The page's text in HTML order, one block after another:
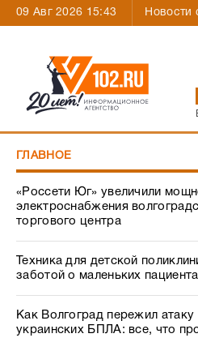
09 Авг 2026 15:43 Новости
ГЛАВНОЕ
«Россети Юг» увеличили
электроснабжения
торгового центра
Техника для детской
заботой о маленьких
Как Волгоград пережил атаку
украинских БПЛА: все, что